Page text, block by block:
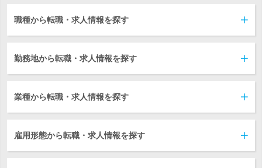
職種から転職・求人情報を探す
勤務地から転職・求人情報を探す
業種から転職・求人情報を探す
雇用形態から転職・求人情報を探す